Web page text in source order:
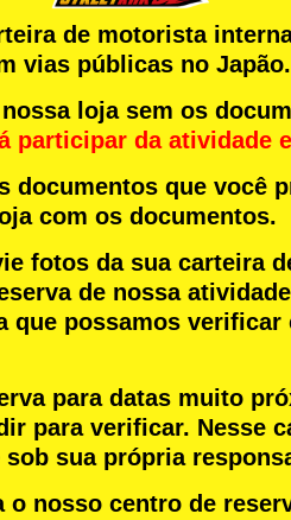
de motorista
vias públicas no Japão.
loja sem os
participar da atividade e
documentos que você
com os documentos.
fotos da sua carteira
de nossa
que possamos verificar
para datas muito
para verificar. Nesse
sua própria
o nosso centro de